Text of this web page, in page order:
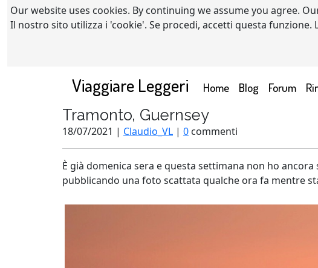
Our website uses cookies. By continuing we assume you agree.
Il nostro sito utilizza i 'cookie'. Se procedi, accetti questa funzione.
Viaggiare Leggeri Home(current)
Blog Forum
Tramonto, Guernsey
18/07/2021 | Claudio_VL | 0 commenti
È già domenica sera e questa settimana non ho
pubblicando una foto scattata qualche ora fa mentre